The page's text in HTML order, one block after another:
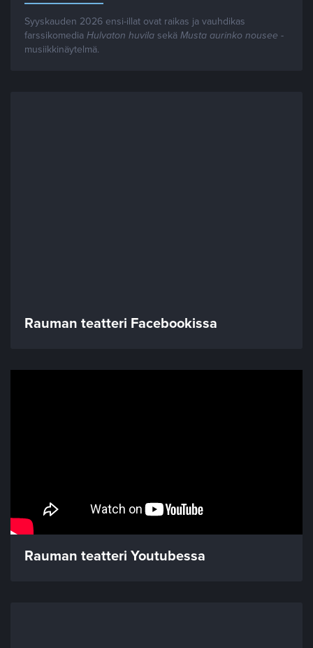
Syyskauden 2026 ensi-illat ovat raikas ja vauhdikas
farssikomedia Hulvaton huvila sekä Musta aurinko nousee -
musiikkinäytelmä.
Rauman teatteri Facebookissa
Rauman teatteri Youtubessa